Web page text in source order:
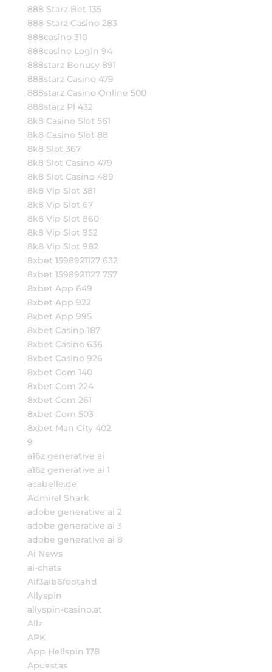
888 Starz Bet 135
888 Starz Casino 283
888casino 310
888casino Login 94
888starz Bonusy 891
888starz Casino 479
888starz Casino Online 500
888starz Pl 432
8k8 Casino Slot 561
8k8 Casino Slot 88
8k8 Slot 367
8k8 Slot Casino 479
8k8 Slot Casino 489
8k8 Vip Slot 381
8k8 Vip Slot 67
8k8 Vip Slot 860
8k8 Vip Slot 952
8k8 Vip Slot 982
8xbet 1598921127 632
8xbet 1598921127 757
8xbet App 649
8xbet App 922
8xbet App 995
8xbet Casino 187
8xbet Casino 636
8xbet Casino 926
8xbet Com 140
8xbet Com 224
8xbet Com 261
8xbet Com 503
8xbet Man City 402
9
a16z generative ai
a16z generative ai 1
acabelle.de
Admiral Shark
adobe generative ai 2
adobe generative ai 3
adobe generative ai 8
Ai News
ai-chats
Aif3aib6footahd
Allyspin
allyspin-casino.at
Allz
APK
App Hellspin 178
Apuestas